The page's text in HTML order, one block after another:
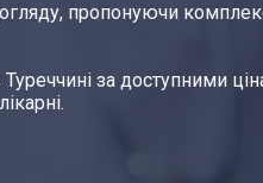
пропонуючи
за доступними